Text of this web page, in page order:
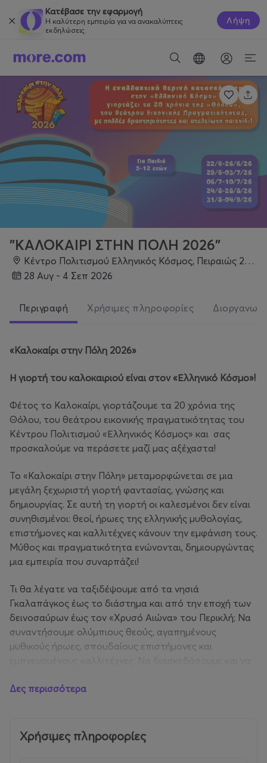
Κατέβασε την εφαρμογή
Η καλύτερη εμπειρία για να ανακαλύπτεις
εκδηλώσεις.
Λήψη
"ΚΑΛΟΚΑΙΡΙ ΣΤΗΝ ΠΟΛΗ 2026"
Κέντρο Πολιτισμού Ελληνικός Κόσμος, Πειραιώς 254, Ταύρος
28 Αυγ - 4 Σεπ 2026
Περιγραφή Χρήσιμες πληροφορίες
«Καλοκαίρι στην Πόλη 2026»
Η γιορτή του καλοκαιριού είναι στον «Ελληνικό Κόσμο»!
Φέτος το Καλοκαίρι, γιορτάζουμε τα 20 χρόνια της
Θόλου, του θεάτρου εικονικής πραγματικότητας του
Κέντρου Πολιτισμού «Ελληνικός Κόσμος» και σας
προσκαλούμε να περάσετε μαζί μας αξέχαστα!
Το «Καλοκαίρι στην Πόλη» μεταμορφώνεται σε μια
μεγάλη ξεχωριστή γιορτή φαντασίας, γνώσης και
δημιουργίας. Σε αυτή τη γιορτή οι καλεσμένοι δεν είναι
συνηθισμένοι: θεοί, ήρωες της ελληνικής μυθολογίας,
επιστήμονες και καλλιτέχνες κάνουν την εμφάνιση τους.
Μύθος και πραγματικότητα ενώνονται, δημιουργώντας
μια εμπειρία που συναρπάζει!
Τι θα λέγατε να ταξιδέψουμε από τα νησιά
Γκαλαπάγκος έως το διάστημα και από την εποχή των
δεινοσαύρων έως τον «Χρυσό Αιώνα» του Περικλή; Να
συναντήσουμε ολύμπιους θεούς, αγαπημένους
μυθικούς ήρωες, σπουδαίους επιστήμονες και
γίνεται το πιο ξεχωριστό «Καλοκαίρι στην Πόλη»!
Δες περισσότερα
Χρήσιμες πληροφορίες